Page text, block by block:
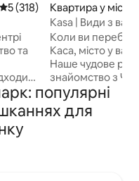
Середня оцінка: 5 з 5,
5 (318)
3-4
ми
Квартира у місті
Kasa | Види з
балкона | Чикаго
Коли ви
Каса, місто у
Наше чудове
знайомство з
північ від
декількох
декількох
популярні
для